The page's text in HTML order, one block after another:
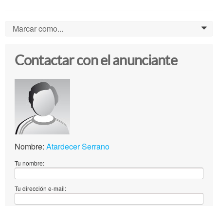
Marcar como... 0
Contactar con el anunciante
Nombre: Atardecer Serrano
Tu nombre:
Tu dirección e-mail: